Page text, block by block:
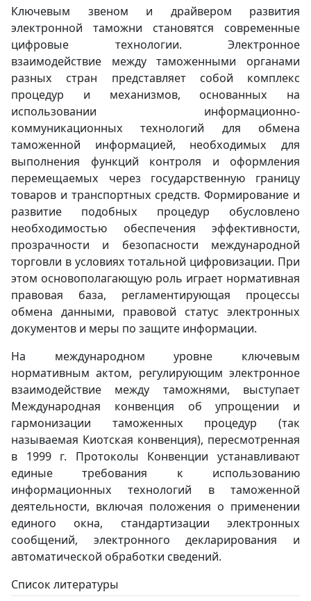
Ключевым звеном и драйвером развития
электронной таможни становятся современные
цифровые технологии. Электронное
взаимодействие между таможенными органами
разных стран представляет собой комплекс
процедур и механизмов, основанных на
использовании информационно-
коммуникационных технологий для обмена
таможенной информацией, необходимых для
выполнения функций контроля и оформления
перемещаемых через государственную границу
товаров и транспортных средств. Формирование и
развитие подобных процедур обусловлено
необходимостью обеспечения эффективности,
прозрачности и безопасности международной
торговли в условиях тотальной цифровизации. При
этом основополагающую роль играет нормативная
правовая база, регламентирующая процессы
обмена данными, правовой статус электронных
документов и меры по защите информации.
На международном уровне ключевым
нормативным актом, регулирующим электронное
взаимодействие между таможнями, выступает
Международная конвенция об упрощении и
гармонизации таможенных процедур (так
называемая Киотская конвенция), пересмотренная
в 1999 г. Протоколы Конвенции устанавливают
единые требования к использованию
информационных технологий в таможенной
деятельности, включая положения о применении
единого окна, стандартизации электронных
сообщений, электронного декларирования и
автоматической обработки сведений.
Список литературы